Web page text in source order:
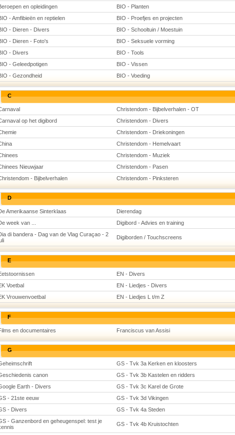
en opleidingen
BIO - Planten
- Amfibieën en reptielen
BIO - Proefjes en projecten
- Dieren - Divers
BIO - Schooltuin / Moestuin
- Dieren - Foto's
BIO - Seksuele vorming
- Divers
BIO - Tools
- Geleedpotigen
BIO - Vissen
- Gezondheid
BIO - Voeding
C
Christendom - Bijbelverhalen - OT
op het digibord
Christendom - Divers
Christendom - Driekoningen
Christendom - Hemelvaart
Christendom - Muziek
Nieuwjaar
Christendom - Pasen
- Bijbelverhalen
Christendom - Pinksteren
D
Amerikaanse Sinterklaas Dierendag
week van ...
Digibord - Advies en training
di bandera - Dag van de Vlag Curaçao - 2
Digiborden / Touchscreens
E
EN - Divers
Voetbal
EN - Liedjes - Divers
Vrouwenvoetbal
EN - Liedjes L t/m Z
F
en documentaires Franciscus van Assisi
G
GS - Tvk 3a Kerken en kloosters
canon
GS - Tvk 3b Kastelen en ridders
Earth - Divers
GS - Tvk 3c Karel de Grote
- 21ste eeuw
GS - Tvk 3d Vikingen
- Divers
GS - Tvk 4a Steden
- Ganzenbord en geheugenspel: test je
GS - Tvk 4b Kruistochten